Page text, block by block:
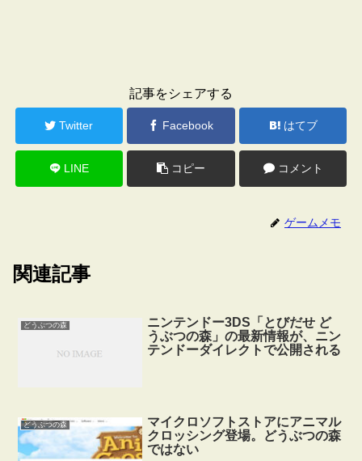
記事をシェアする
Twitter Facebook はてブ
LINE コピー コメント
ゲームメモ
関連記事
どうぶつの森
ニンテンドー3DS「とびだせ ど
うぶつの森」の最新情報が、ニン
テンドーダイレクトで公開される
どうぶつの森
マイクロソフトストアにアニマル
クロッシング登場。どうぶつの森
ではない